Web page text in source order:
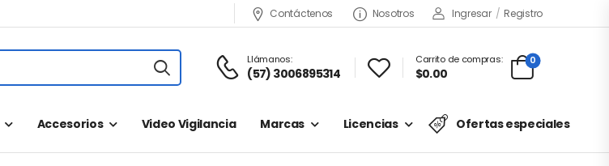
Contáctenos Nosotros Ingresar / Registro
Llámanos:
(57) 3006895314
Carrito de compras:
$0.00
0
Accesorios Video Vigilancia Marcas Licencias Ofertas especiales